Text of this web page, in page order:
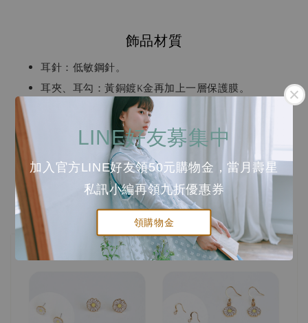
LINE好友募集中
加入官方LINE好友領50元購物金，當月壽星
私訊小編再領九折優惠券
領購物金
飾品材質
耳針：低敏鋼針。
耳夾、耳勾：黃銅鍍K金再加上一層保護膜。
圖案：黃銅鍍K金再加上一層保護膜。乾琺瑯上色。
手鍊/項鍊：黃銅鍍K金再加上一層保護膜。
手鍊/項鍊尺寸
手鍊：13cm + 4.5cm (延長鏈, 可自行調整)
項鍊：38cm + 4.5cm (延長鏈, 可自行調整)